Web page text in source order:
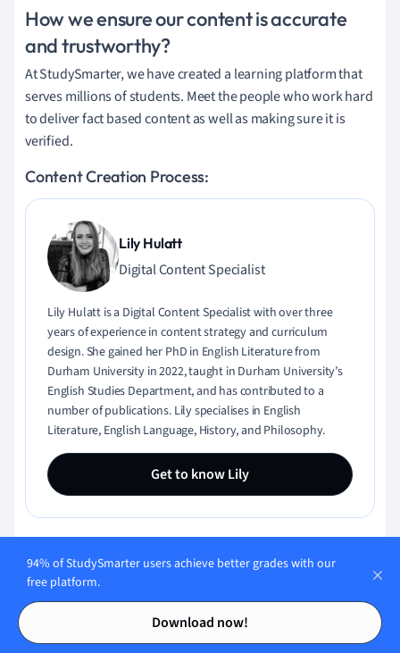
Contents
Contents
How we ensure our content is accurate
and trustworthy?
At StudySmarter, we have created a learning platform that
serves millions of students. Meet the people who work hard
to deliver fact based content as well as making sure it is
verified.
Content Creation Process:
Lily Hulatt
Digital Content Specialist
Lily Hulatt is a Digital Content Specialist with over three
years of experience in content strategy and curriculum
design. She gained her PhD in English Literature from
Durham University in 2022, taught in Durham University’s
English Studies Department, and has contributed to a
number of publications. Lily specialises in English
Literature, English Language, History, and Philosophy.
Get to know Lily
Content Quality Monitored by:
94% of StudySmarter users achieve better grades with our
free platform.
Download now!